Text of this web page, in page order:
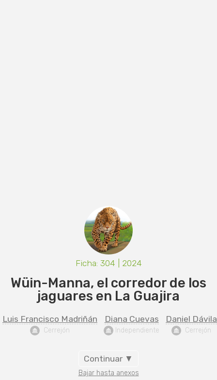
Ficha: 304 | 2024
Wüin-Manna, el corredor de los
jaguares en La Guajira
Luis Francisco Madriñán
  Cerrejón
Diana Cuevas
Independiente
Daniel Dávila
  Cerrejón
Continuar ▼
Bajar hasta anexos